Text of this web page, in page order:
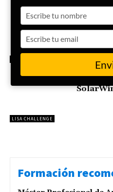
a
Unidos
LISA CHALLENGE
Formación
your
name
your
email